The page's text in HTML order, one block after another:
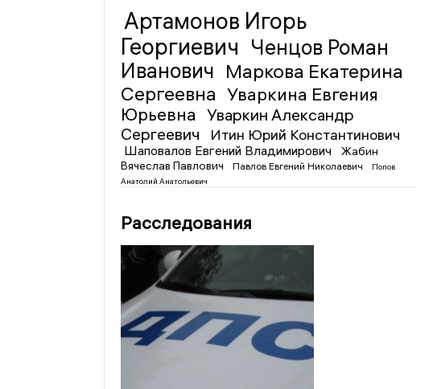
Артамонов Игорь
Георгиевич Ченцов Роман
Иванович Маркова Екатерина
Сергеевна Уваркина Евгения
Юрьевна
Уваркин Александр
Сергеевич
Итин Юрий Константинович
Шаповалов Евгений Владимирович
Жабин
Вячеслав Павлович
Павлов Евгений Николаевич
Попов
Анатолий Анатольевич
Расследования